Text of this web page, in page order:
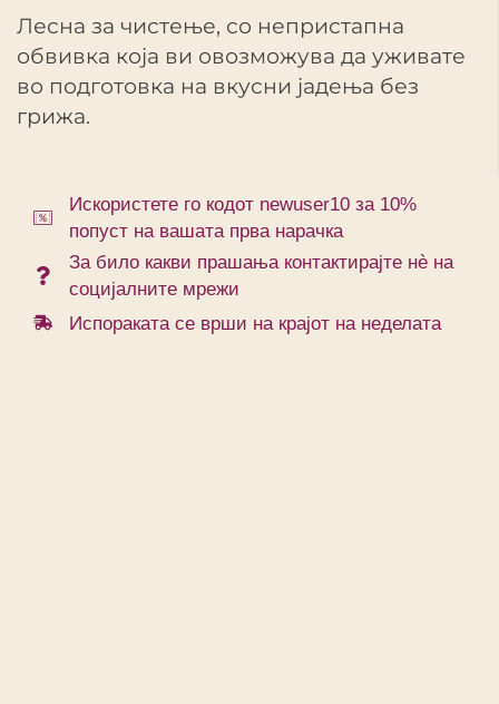
Лесна за чистење, со непристапна
обвивка која ви овозможува да уживате
во подготовка на вкусни јадења без
грижа.
Искористете го кодот newuser10 за 10%
попуст на вашата прва нарачка
За било какви прашања контактирајте нè на
социјалните мрежи
Испораката се врши на крајот на неделата